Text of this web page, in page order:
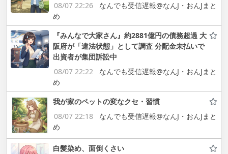
08/07 22:26
なんでも受信遅報@なんJ・おんJまと
め
『みんなで大家さん』約2881億円の債務超過 大
阪府が「違法状態」として調査 分配金未払いで
出資者が集団訴訟中
08/07 22:22
なんでも受信遅報@なんJ・おんJまと
め
我が家のペットの変なクセ・習慣
08/07 22:18
なんでも受信遅報@なんJ・おんJまと
め
白髪染め、面倒くさい